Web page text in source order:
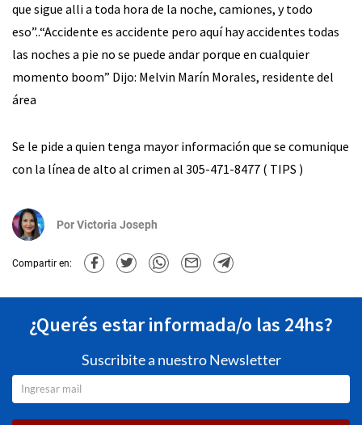
que sigue alli a toda hora de la noche, camiones, y todo
eso”..“Accidente es accidente pero aquí hay accidentes todas
las noches a pie no se puede andar porque en cualquier
momento boom” Dijo: Melvin Marín Morales, residente del
área
Se le pide a quien tenga mayor información que se comunique
con la línea de alto al crimen al 305-471-8477 ( TIPS )
PorVictoria Joseph
Compartir en:
¿Querés estar informada/o las 24hs?
Suscribite a nuestro Newsletter